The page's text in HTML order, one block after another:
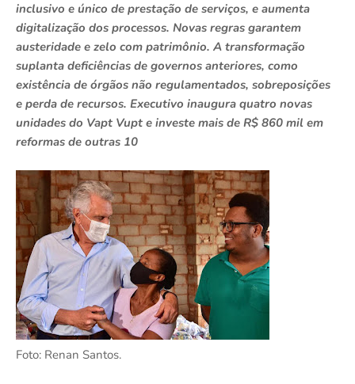
inclusivo e único de prestação de serviços, e aumenta
digitalização dos processos. Novas regras garantem
austeridade e zelo com patrimônio. A transformação
suplanta deficiências de governos anteriores, como
existência de órgãos não regulamentados, sobreposições
e perda de recursos. Executivo inaugura quatro novas
unidades do Vapt Vupt e investe mais de R$ 860 mil em
reformas de outras 10
Foto: Renan Santos.